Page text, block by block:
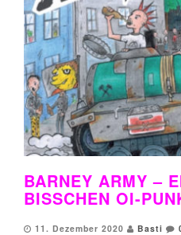
BARNEY ARMY –
BISSCHEN OI-
11. Dezember 2020 Basti